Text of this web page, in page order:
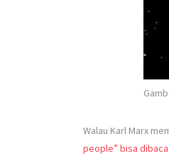
Walau Karl Marx
people” bisa